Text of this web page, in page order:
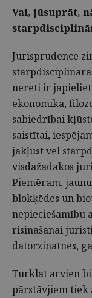
Vai, jūsuprāt,
Jurisprudence
nereti ir
ekonomika,
sabiedrībai
saistītai,
jākļūst vēl
visdažādākos
Piemēram,
blokķēdes un
nepieciešamību
risināšanai
datorzinātnēs,
Turklāt arvien
pārstāvjiem tiek